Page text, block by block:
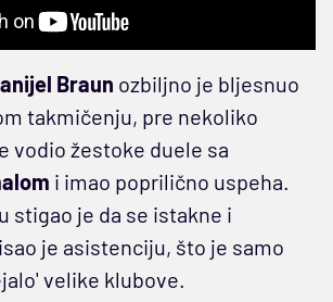
Braun ozbiljno je bljesnuo
takmičenju, pre nekoliko
vodio žestoke duele sa
i imao poprilično uspeha.
stigao je da se istakne i
je asistenciju, što je samo
velike klubove.